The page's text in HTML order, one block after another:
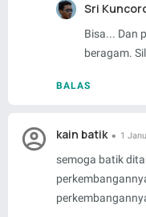
BALAS
Sri
Bisa... Dan
beragam.
kain batik 1
semoga batik